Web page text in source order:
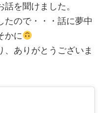
を聞けました。
たので・・・話に夢中
かに
、ありがとうございま